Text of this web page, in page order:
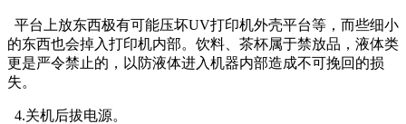
平台上放东西极有可能压坏UV打印机外壳平台等，而些细小
的东西也会掉入打印机内部。饮料、茶杯属于禁放品，液体类
更是严令禁止的，以防液体进入机器内部造成不可挽回的损
失。
4.关机后拔电源。